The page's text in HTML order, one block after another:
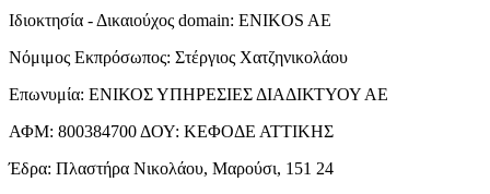
Ιδιοκτησία - Δικαιούχος domain: ENIKOS AE
Νόμιμος Εκπρόσωπος: Στέργιος Χατζηνικολάου
Επωνυμία: ΕΝΙΚΟΣ ΥΠΗΡΕΣΙΕΣ ΔΙΑΔΙΚΤΥΟΥ ΑΕ
ΑΦΜ: 800384700 ΔΟΥ: ΚΕΦΟΔΕ ΑΤΤΙΚΗΣ
Έδρα: Πλαστήρα Νικολάου, Μαρούσι, 151 24